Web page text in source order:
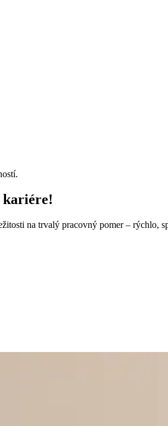
kariére!
na trvalý pracovný pomer – rýchlo,